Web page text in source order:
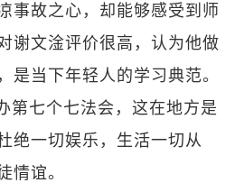
事故之心，却能够感受到师
谢文淦评价很高，认为他做
是当下年轻人的学习典范。
第七个七法会，这在地方是
绝一切娱乐，生活一切从
情谊。